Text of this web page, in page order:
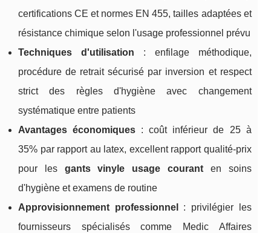
certifications CE et normes EN 455, tailles adaptées et
résistance chimique selon l'usage professionnel prévu
Techniques d'utilisation : enfilage méthodique,
procédure de retrait sécurisé par inversion et respect
strict des règles d'hygiène avec changement
systématique entre patients
Avantages économiques : coût inférieur de 25 à
35% par rapport au latex, excellent rapport qualité-prix
pour les gants vinyle usage courant en soins
d'hygiène et examens de routine
Approvisionnement professionnel
: privilégier les
fournisseurs spécialisés comme Medic Affaires